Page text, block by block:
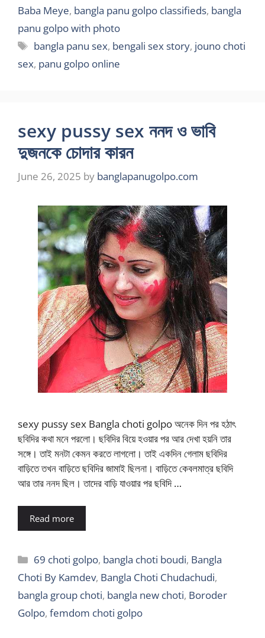
Baba Meye, bangla panu golpo classifieds, bangla
panu golpo with photo
Tags
bangla panu sex, bengali sex story, jouno choti
sex, panu golpo online
sexy pussy sex ননদ ও ভাবি
দুজনকে চোদার কারন
June 26, 2025 by banglapanugolpo.com
sexy pussy sex Bangla choti golpo অনেক দিন পর হঠাৎ
ছবিদির কথা মনে পরলো। ছবিদির বিয়ে হওয়ার পর আর দেখা হয়নি তার
সঙ্গে। তাই মনটা কেমন করতে লাগলো। তাই একদিন গেলাম ছবিদির
বাড়িতে তখন বাড়িতে ছবিদির জামাই ছিলনা। বাড়িতে কেবলমাত্র ছবিদি
আর তার ননদ ছিল। তাদের বাড়ি যাওয়ার পর ছবিদি …
Read more
Categories
69 choti golpo, bangla choti boudi, Bangla
Choti By Kamdev, Bangla Choti Chudachudi,
bangla group choti, bangla new choti, Boroder
Golpo, femdom choti golpo